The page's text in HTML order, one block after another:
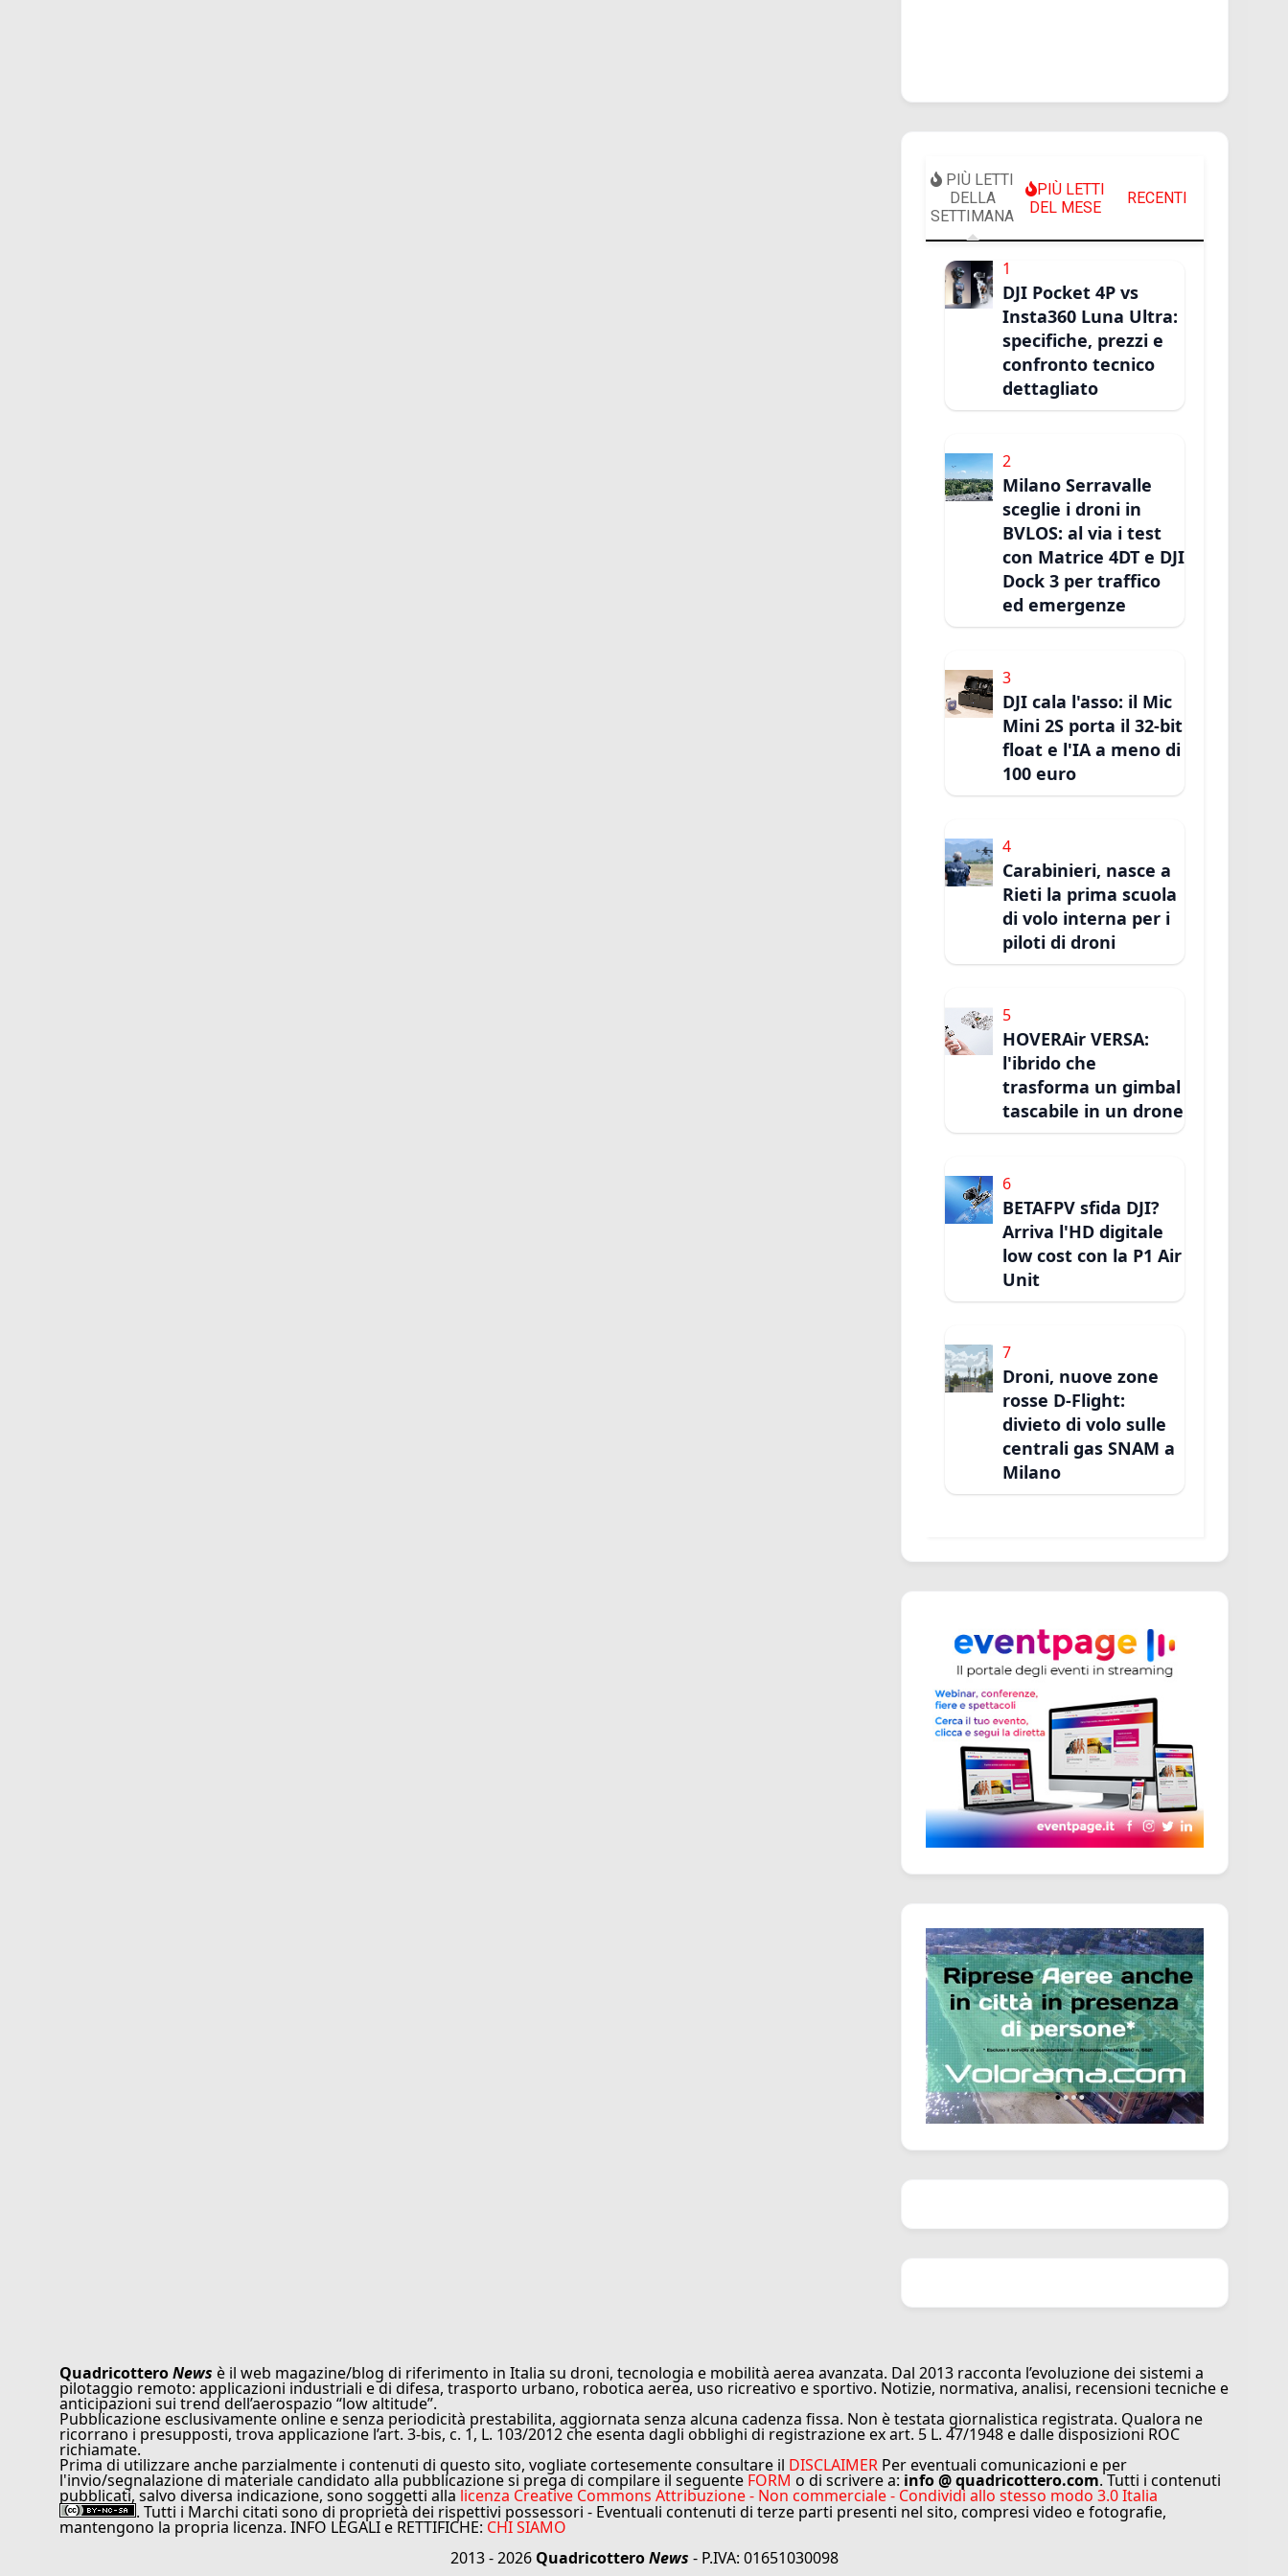
PIÙ LETTI
DELLA
SETTIMANA
PIÙ LETTI
DEL MESE
RECENTI
1
DJI Pocket 4P vs
Insta360 Luna Ultra:
specifiche, prezzi e
confronto tecnico
dettagliato
2
Milano Serravalle
sceglie i droni in
BVLOS: al via i test
con Matrice 4DT e DJI
Dock 3 per traffico
ed emergenze
3
DJI cala l'asso: il Mic
Mini 2S porta il 32-bit
float e l'IA a meno di
100 euro
4
Carabinieri, nasce a
Rieti la prima scuola
di volo interna per i
piloti di droni
5
HOVERAir VERSA:
l'ibrido che
trasforma un gimbal
tascabile in un drone
6
BETAFPV sfida DJI?
Arriva l'HD digitale
low cost con la P1 Air
Unit
7
Droni, nuove zone
rosse D-Flight:
divieto di volo sulle
centrali gas SNAM a
Milano
QuadricotteroNews è il web magazine/blog di riferimento in Italia su droni, tecnologia e mobilità aerea avanzata. Dal 2013 racconta l’evoluzione dei sistemi a
pilotaggio remoto: applicazioni industriali e di difesa, trasporto urbano, robotica aerea, uso ricreativo e sportivo. Notizie, normativa, analisi, recensioni tecniche e
anticipazioni sui trend dell’aerospazio “low altitude”.
Pubblicazione esclusivamente online e senza periodicità prestabilita, aggiornata senza alcuna cadenza fissa. Non è testata giornalistica registrata. Qualora ne
ricorrano i presupposti, trova applicazione l’art. 3-bis, c. 1, L. 103/2012 che esenta dagli obblighi di registrazione ex art. 5 L. 47/1948 e dalle disposizioni ROC
richiamate.
Prima di utilizzare anche parzialmente i contenuti di questo sito, vogliate cortesemente consultare il DISCLAIMER Per eventuali comunicazioni e per
l'invio/segnalazione di materiale candidato alla pubblicazione si prega di compilare il seguente FORM o di scrivere a: info @ quadricottero.com. Tutti i contenuti
pubblicati, salvo diversa indicazione, sono soggetti alla licenza Creative Commons Attribuzione - Non commerciale - Condividi allo stesso modo 3.0 Italia
. Tutti i Marchi citati sono di proprietà dei rispettivi possessori - Eventuali contenuti di terze parti presenti nel sito, compresi video e fotografie,
mantengono la propria licenza. INFO LEGALI e RETTIFICHE: CHI SIAMO
2013 - 2026 QuadricotteroNews - P.IVA: 01651030098